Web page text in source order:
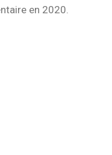
en 2020.